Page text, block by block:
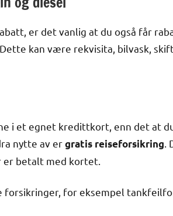
er det vanlig at du også får
kan være rekvisita, bilvask,
i et egnet kredittkort, enn det at
nytte av ergratis reiseforsikring.
er betalt med kortet.
for eksempel